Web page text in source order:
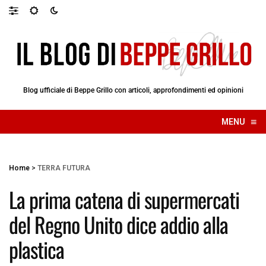
Blog ufficiale di Beppe Grillo con articoli, approfondimenti ed opinioni
MENU ≡
☰
Home > TERRA FUTURA
La prima catena di supermercati
del Regno Unito dice addio alla
plastica